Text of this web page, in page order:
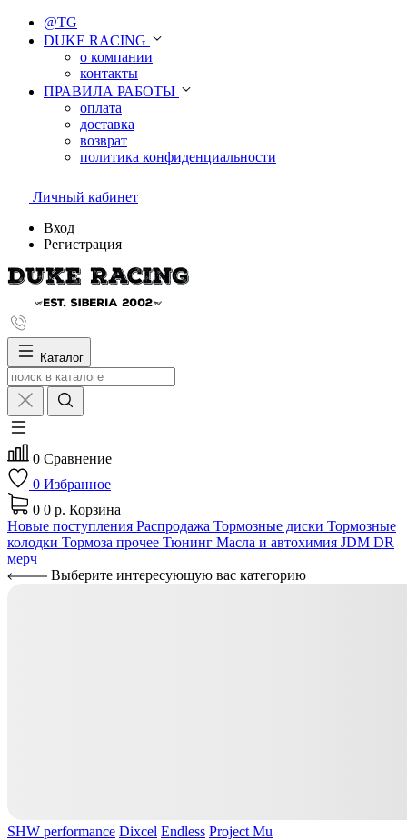
@TG
DUKE RACING
о компании
контакты
ПРАВИЛА РАБОТЫ
оплата
доставка
возврат
политика конфиденциальности
Личный кабинет
Вход
Регистрация
Каталог
0 Сравнение
0 Избранное
0 0 р. Корзина
Новые поступления Распродажа Тормозные диски Тормозные
колодки Тормоза прочее Тюнинг Масла и автохимия JDM DR
мерч
Выберите интересующую вас категорию
SHW performance Dixcel Endless Project Mu